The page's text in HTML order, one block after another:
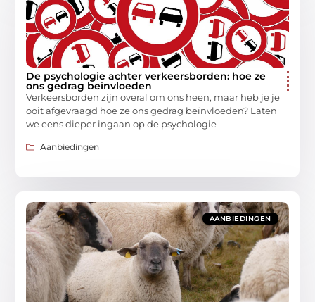
De psychologie achter verkeersborden: hoe ze
ons gedrag beïnvloeden
Verkeersborden zijn overal om ons heen, maar heb je je
ooit afgevraagd hoe ze ons gedrag beïnvloeden? Laten
we eens dieper ingaan op de psychologie
Aanbiedingen
AANBIEDINGEN